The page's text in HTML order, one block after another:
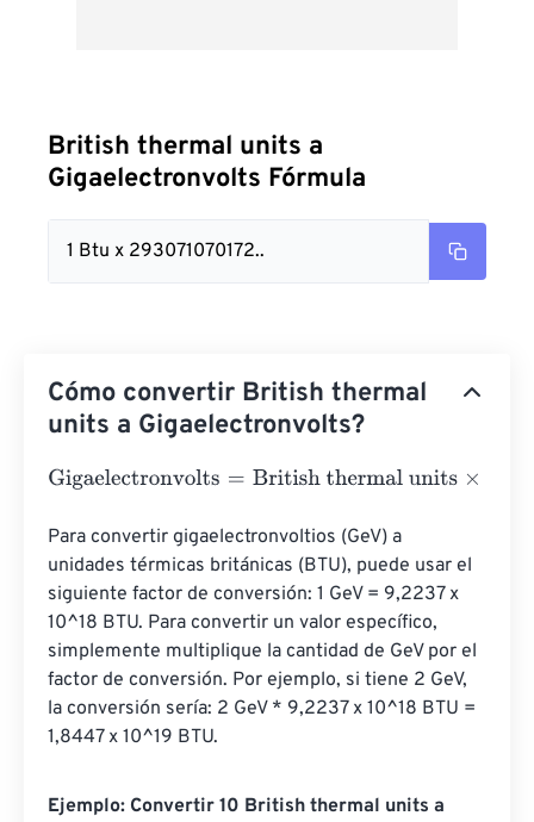
British thermal units a
Gigaelectronvolts Fórmula
1 Btu x 293071070172..
Cómo convertir British thermal
units a Gigaelectronvolts?
Gigaelectronvolts=British thermal units×
Para convertir gigaelectronvoltios (GeV) a
unidades térmicas británicas (BTU), puede usar el
siguiente factor de conversión: 1 GeV = 9,2237 x
10^18 BTU. Para convertir un valor específico,
simplemente multiplique la cantidad de GeV por el
factor de conversión. Por ejemplo, si tiene 2 GeV,
la conversión sería: 2 GeV * 9,2237 x 10^18 BTU =
1,8447 x 10^19 BTU.
Ejemplo: Convertir 10 British thermal units a